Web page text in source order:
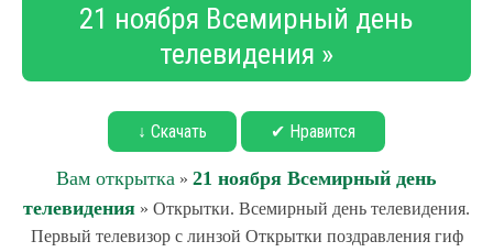
21 ноября Всемирный день
телевидения »
↓ Скачать ✔ Нравится
Вам открытка » 21 ноября Всемирный день
телевидения » Открытки. Всемирный день телевидения.
Первый телевизор с линзой Открытки поздравления гиф